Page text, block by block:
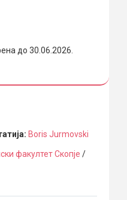
до 30.06.2026.
Boris Jurmovski
факултет Скопје /